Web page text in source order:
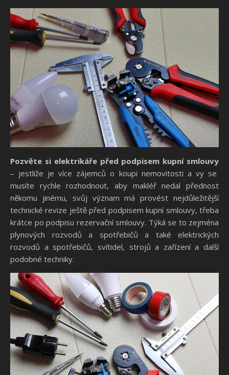
Pozvěte si elektrikáře před podpisem kupní smlouvy
– jestliže je více zájemců o koupi nemovitosti a vy se
musíte rychle rozhodnout, aby makléř nedal přednost
někomu jinému, svůj význam má provést nejdůležitější
technické revize ještě před podpisem kupní smlouvy, třeba
krátce po podpisu rezervační smlouvy. Týká se to zejména
plynových rozvodů a spotřebičů a také elektrických
rozvodů a spotřebičů, svítidel, strojů a zařízení a další
podobné techniky.